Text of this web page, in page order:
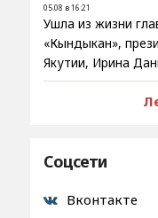
05.08 в 16:21
Ушла из жизни
«Кындыкан»,
Якутии, Ирина
Соцсети
Вконтакте